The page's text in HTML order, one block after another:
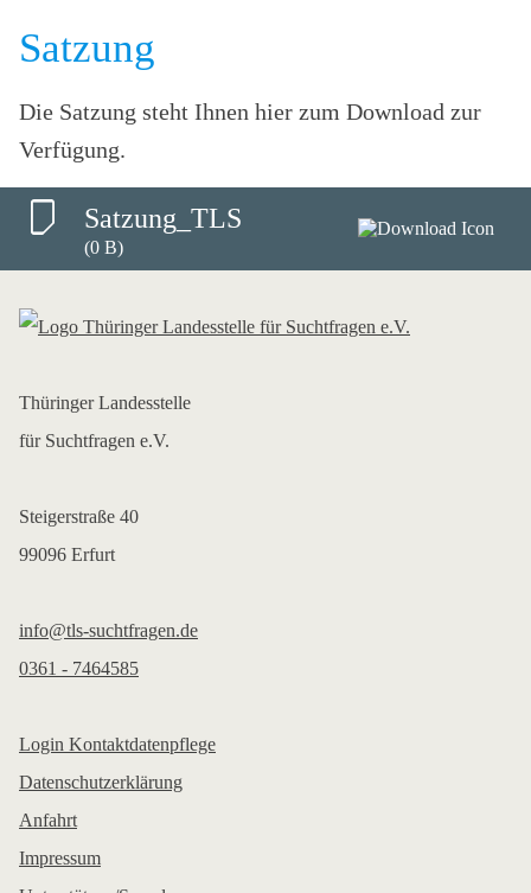
Satzung
Die Satzung steht Ihnen hier zum Download zur
Verfügung.
Satzung_TLS
(0 B)
Thüringer Landesstelle
für Suchtfragen e.V.
Steigerstraße 40
99096 Erfurt
info@tls-suchtfragen.de
0361 - 7464585
Login Kontaktdatenpflege
Datenschutzerklärung
Anfahrt
Impressum